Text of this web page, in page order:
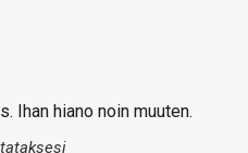
Ihan hiano noin muuten.